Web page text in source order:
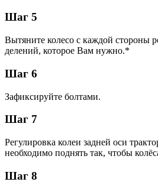
Шаг 5
Вытяните колесо с каждой стороны
делений, которое Вам нужно.*
Шаг 6
Зафиксируйте болтами.
Шаг 7
Регулировка колеи задней оси
необходимо поднять так, чтобы
Шаг 8